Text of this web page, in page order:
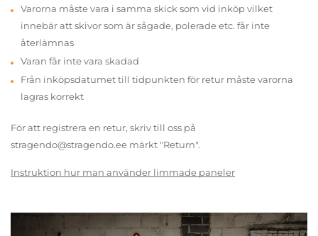
Varorna måste vara i samma skick som vid inköp vilket
innebär att skivor som är sågade, polerade etc. får inte
återlämnas
Varan får inte vara skadad
Från inköpsdatumet till tidpunkten för retur måste varorna
lagras korrekt
För att registrera en retur, skriv till oss på
stragendo@stragendo.ee märkt "Return".
Instruktion hur man använder limmade paneler